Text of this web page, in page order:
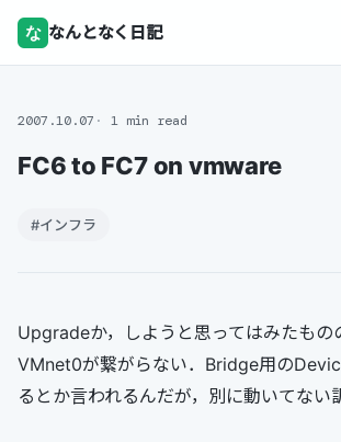
な なんとなく日記
2007.10.07 1 min read
FC6 to FC7 on vmware
#インフラ
Upgradeか，しようと思ってはみたもの
VMnet0が繋がらない．Bridge用の
るとか言われるんだが，別に動いてない